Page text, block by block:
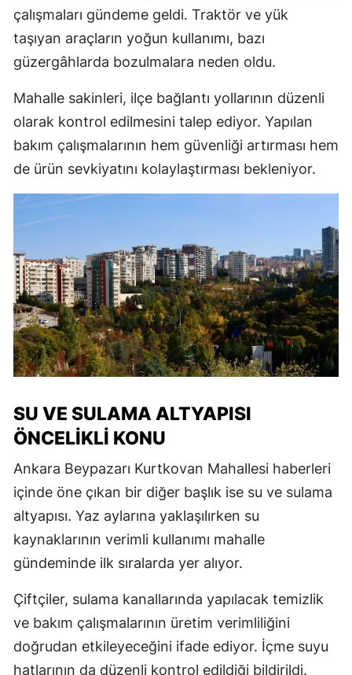
çalışmaları gündeme geldi. Traktör ve yük
taşıyan araçların yoğun kullanımı, bazı
güzergâhlarda bozulmalara neden oldu.
Mahalle sakinleri, ilçe bağlantı yollarının düzenli
olarak kontrol edilmesini talep ediyor. Yapılan
bakım çalışmalarının hem güvenliği artırması hem
de ürün sevkiyatını kolaylaştırması bekleniyor.
SU VE SULAMA ALTYAPISI
ÖNCELIKLI KONU
Ankara Beypazarı Kurtkovan Mahallesi haberleri
içinde öne çıkan bir diğer başlık ise su ve sulama
altyapısı. Yaz aylarına yaklaşılırken su
kaynaklarının verimli kullanımı mahalle
gündeminde ilk sıralarda yer alıyor.
Çiftçiler, sulama kanallarında yapılacak temizlik
ve bakım çalışmalarının üretim verimliliğini
doğrudan etkileyeceğini ifade ediyor. İçme suyu
hatlarının da düzenli kontrol edildiği bildirildi.